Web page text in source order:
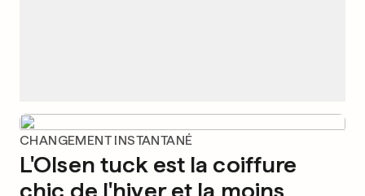
CHANGEMENT INSTANTANÉ
L'Olsen tuck est la coiffure
chic de l'hiver et la moins